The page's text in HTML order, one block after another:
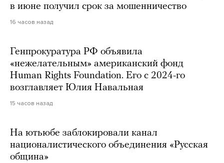
в июне получил срок за мошенничество
16 часов назад
Генпрокуратура РФ объявила
«нежелательным» американский фонд
Human Rights Foundation. Его с 2024-го
возглавляет Юлия Навальная
15 часов назад
На ютьюбе заблокировали канал
националистического объединения «Русская
община»